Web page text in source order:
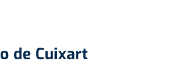
de Cuixart